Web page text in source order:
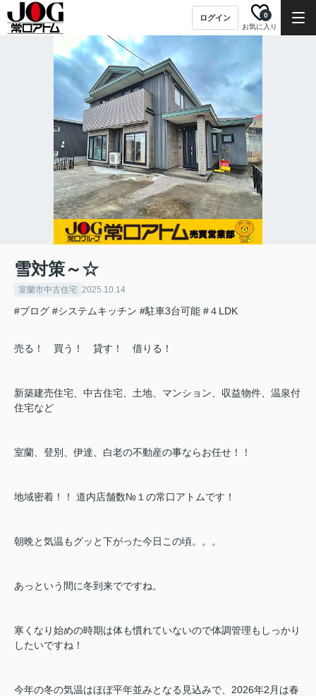
ログイン
お気に入り
0
雪対策～☆
室蘭市中古住宅 2025.10.14
#ブログ #システムキッチン #駐車3台可能 #４LDK
売る！ 買う！ 貸す！ 借りる！
新築建売住宅、中古住宅、土地、マンション、収益物件、温泉付
住宅など
室蘭、登別、伊達、白老の不動産の事ならお任せ！！
地域密着！！ 道内店舗数№１の常口アトムです！
朝晩と気温もグッと下がった今日この頃。。。
あっという間に冬到来でですね。
寒くなり始めの時期は体も慣れていないので体調管理もしっかり
したいですね！
今年の冬の気温はほぼ平年並みとなる見込みで、2026年2月は春